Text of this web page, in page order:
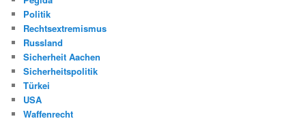
Politik
Rechtsextremismus
Russland
Sicherheit Aachen
Sicherheitspolitik
Türkei
USA
Waffenrecht